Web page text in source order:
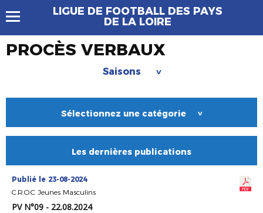
LIGUE DE FOOTBALL DES PAYS
DE LA LOIRE
PROCÈS VERBAUX
Saisons >
Sélectionnez une catégorie >
Les dernières publications
Publié le 23-08-2024
C.R.O.C Jeunes Masculins
PV N°09 - 22.08.2024